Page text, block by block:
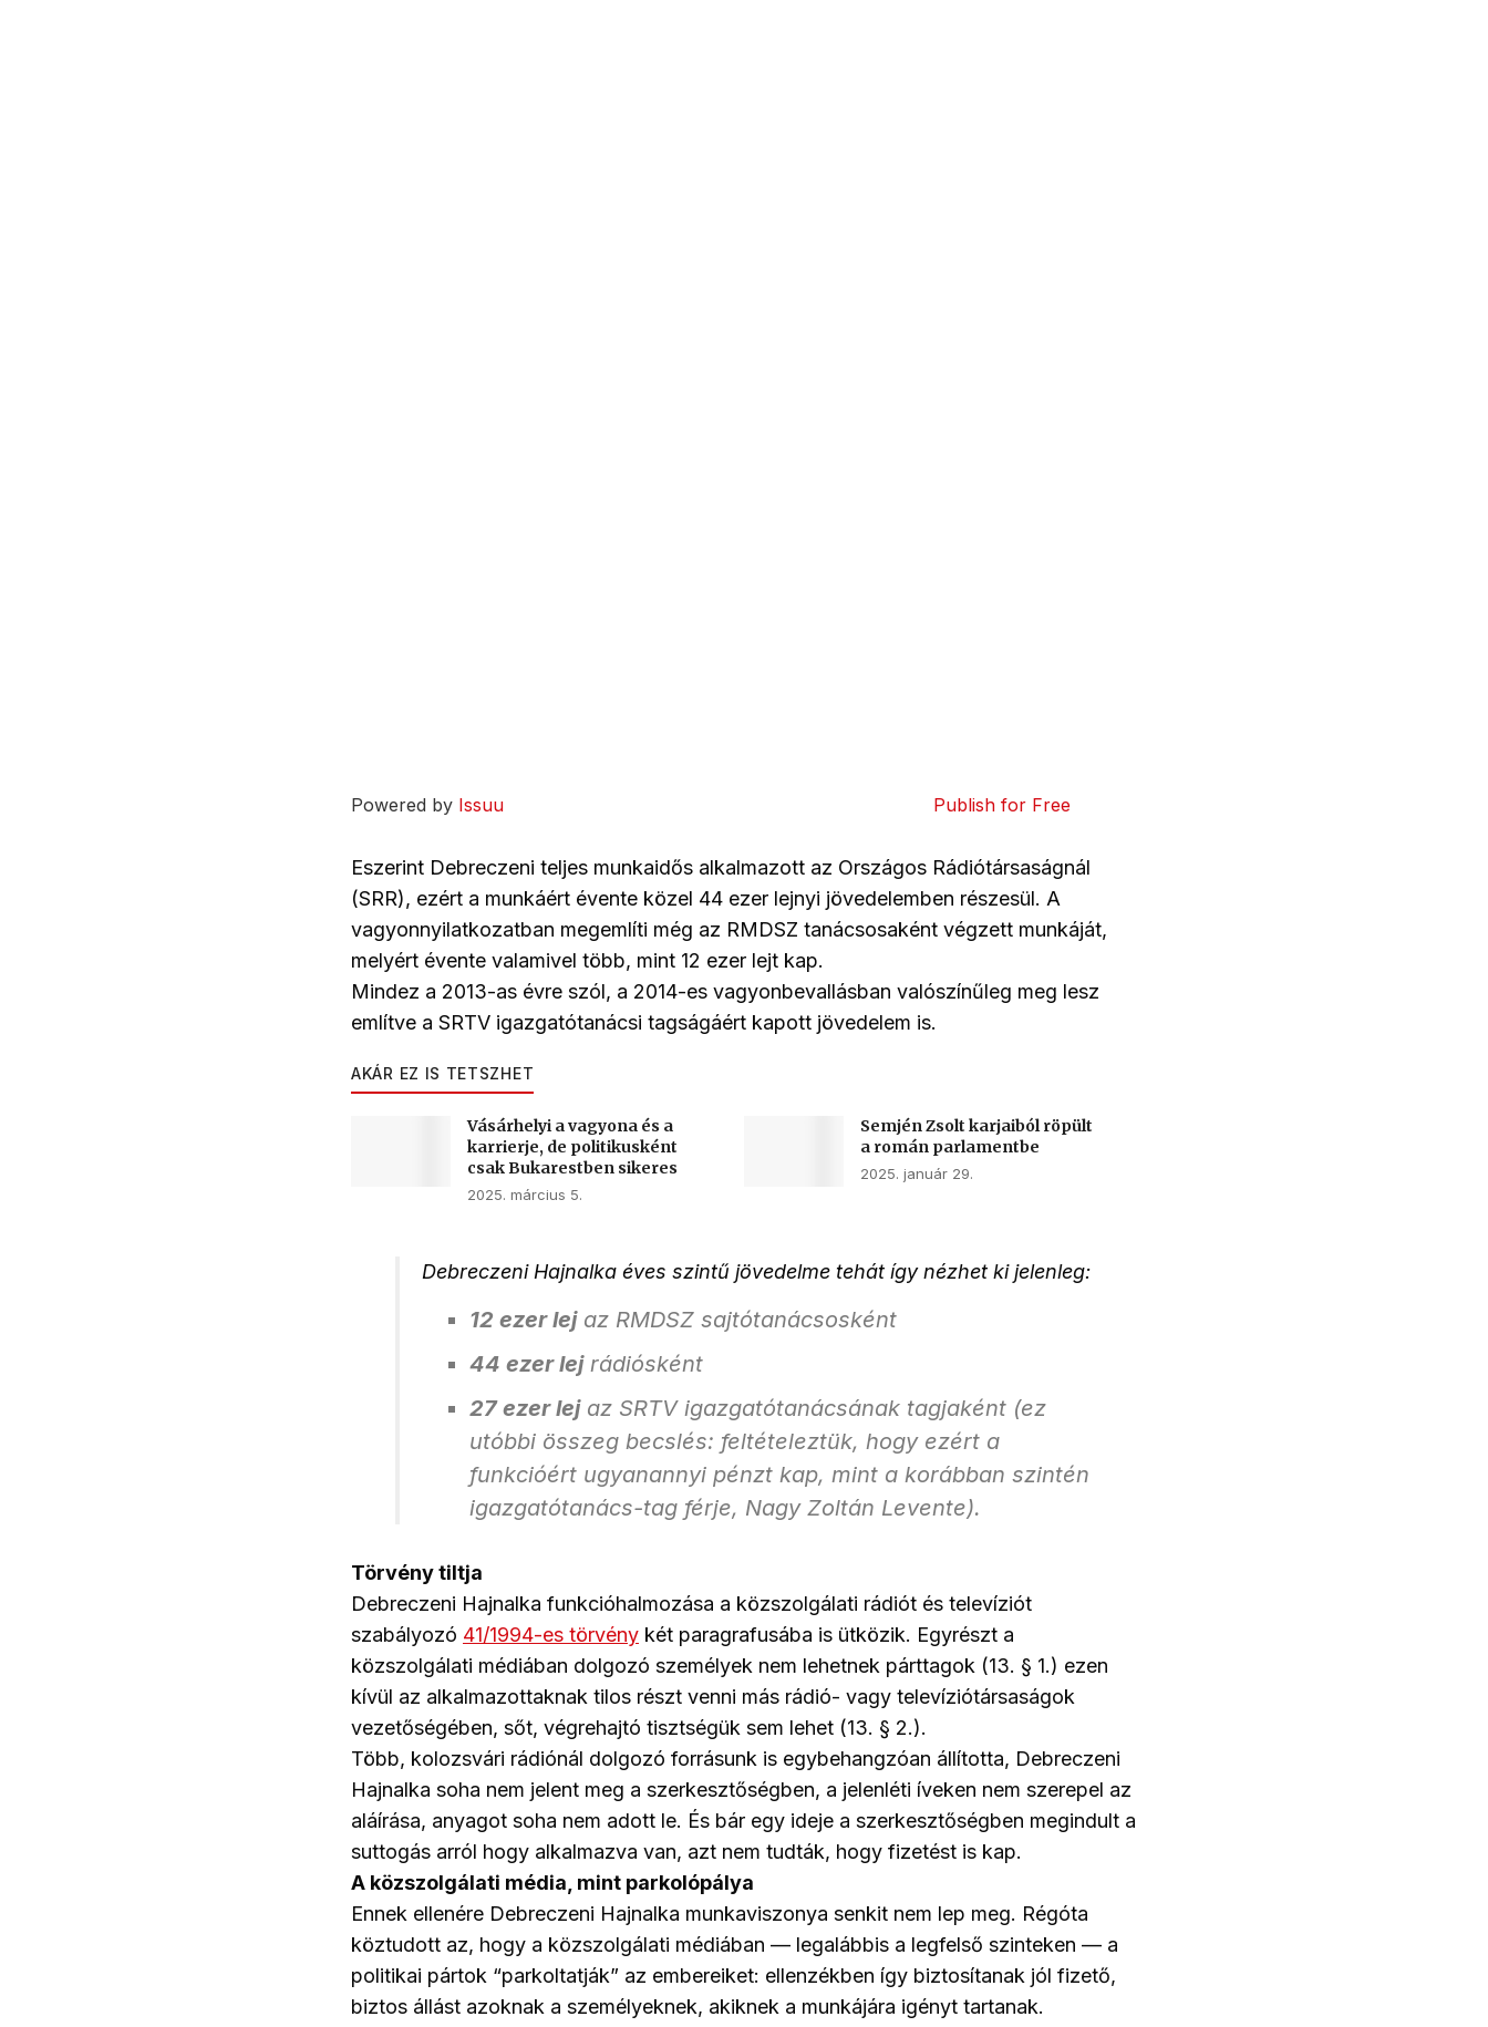
Powered by Issuu Publish for Free
Eszerint Debreczeni teljes munkaidős alkalmazott az Országos Rádiótársaságnál
(SRR), ezért a munkáért évente közel 44 ezer lejnyi jövedelemben részesül. A
vagyonnyilatkozatban megemlíti még az RMDSZ tanácsosaként végzett munkáját,
melyért évente valamivel több, mint 12 ezer lejt kap.
Mindez a 2013-as évre szól, a 2014-es vagyonbevallásban valószínűleg meg lesz
említve a SRTV igazgatótanácsi tagságáért kapott jövedelem is.
AKÁR EZ IS TETSZHET
Vásárhelyi a vagyona és a
karrierje, de politikusként
csak Bukarestben sikeres
2025. március 5.
Semjén Zsolt karjaiból röpült
a román parlamentbe
2025. január 29.
Debreczeni Hajnalka éves szintű jövedelme tehát így nézhet ki jelenleg:
12 ezer lejaz RMDSZ sajtótanácsosként
44 ezer lejrádiósként
27 ezer lejaz SRTV igazgatótanácsának tagjaként (ez
utóbbi összeg becslés: feltételeztük, hogy ezért a
funkcióért ugyanannyi pénzt kap, mint a korábban szintén
igazgatótanács-tag férje, Nagy Zoltán Levente).
Törvény tiltja
Debreczeni Hajnalka funkcióhalmozása a közszolgálati rádiót és televíziót
szabályozó 41/1994-es törvény két paragrafusába is ütközik. Egyrészt a
közszolgálati médiában dolgozó személyek nem lehetnek párttagok (13. § 1.) ezen
kívül az alkalmazottaknak tilos részt venni más rádió- vagy televíziótársaságok
vezetőségében, sőt, végrehajtó tisztségük sem lehet (13. § 2.).
Több, kolozsvári rádiónál dolgozó forrásunk is egybehangzóan állította, Debreczeni
Hajnalka soha nem jelent meg a szerkesztőségben, a jelenléti íveken nem szerepel az
aláírása, anyagot soha nem adott le. És bár egy ideje a szerkesztőségben megindult a
suttogás arról hogy alkalmazva van, azt nem tudták, hogy fizetést is kap.
A közszolgálati média, mint parkolópálya
Ennek ellenére Debreczeni Hajnalka munkaviszonya senkit nem lep meg. Régóta
köztudott az, hogy a közszolgálati médiában — legalábbis a legfelső szinteken — a
politikai pártok “parkoltatják” az embereiket: ellenzékben így biztosítanak jól fizető,
biztos állást azoknak a személyeknek, akiknek a munkájára igényt tartanak.